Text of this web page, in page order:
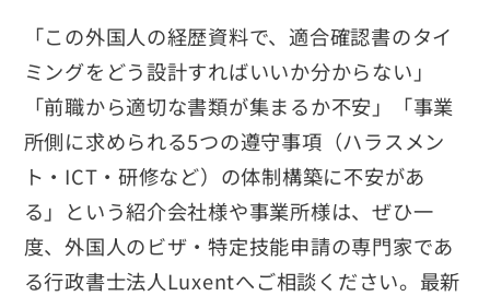
「この外国人の経歴資料で、適合確認書のタイ
ミングをどう設計すればいいか分からない」
「前職から適切な書類が集まるか不安」「事業
所側に求められる5つの遵守事項（ハラスメン
ト・ICT・研修など）の体制構築に不安があ
る」という紹介会社様や事業所様は、ぜひ一
度、外国人のビザ・特定技能申請の専門家であ
る行政書士法人Luxentへご相談ください。最新